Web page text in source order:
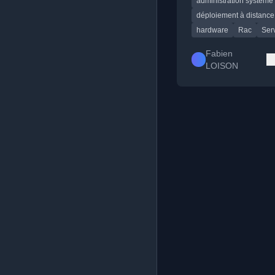
d'accès distant.
déploiement à distance
hardware
Rac
Fabien
LOISON